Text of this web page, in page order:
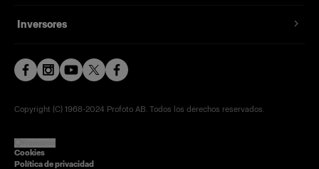
Inversores
Copyright (C) 1968-2024 Profoto AB. Todos los derechos reservados.
Cookies
Política de privacidad